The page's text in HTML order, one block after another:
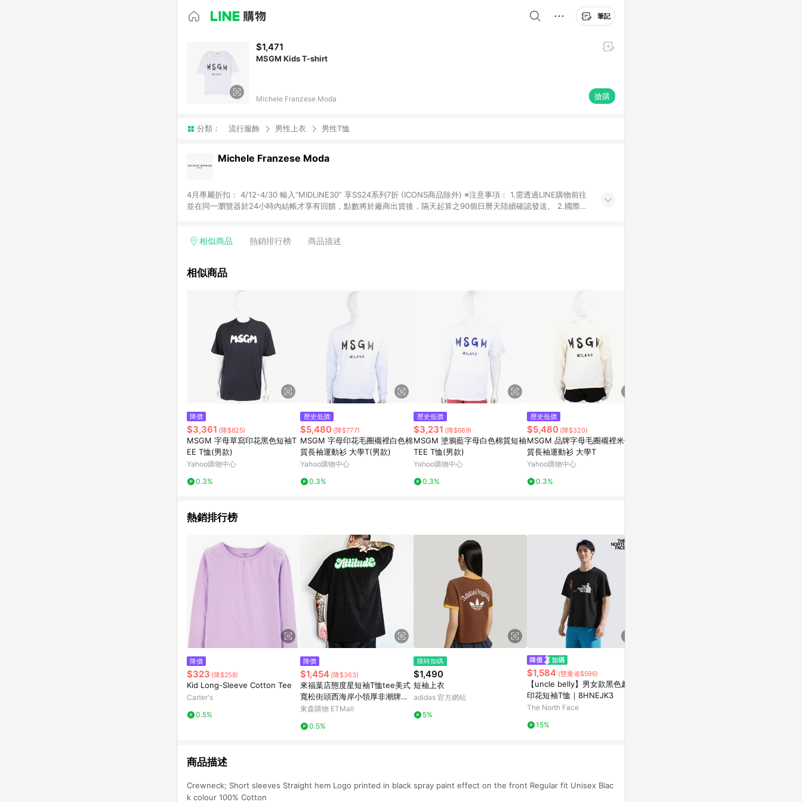
筆記
$1,471
MSGM Kids T-shirt
Michele Franzese Moda 搶購
分類： 流行服飾 男性上衣 男性T恤
Michele Franzese Moda
4月專屬折扣： 4/12-4/30 輸入“MIDLINE30” 享SS24系列7折 (ICONS商品除外) ※注意事項： 1.需透過LINE購物前往
並在同一瀏覽器於24小時內結帳才享有回饋，點數將於廠商出貨後，隔天起算之90個日曆天陸續確認發送。 2.國際商
相似商品 熱銷排行榜 商品描述
相似商品
降價
$3,361 (降$825)
MSGM 字母草寫印花黑色短袖T
EE T恤(男款)
Yahoo購物中心
0.3%
歷史低價
$5,480 (降$777)
MSGM 字母印花毛圈襯裡白色棉
質長袖運動衫 大學T(男款)
Yahoo購物中心
0.3%
歷史低價
$3,231 (降$689)
MSGM 塗鴉藍字母白色棉質短袖
TEE T恤(男款)
Yahoo購物中心
0.3%
歷史低價
$5,480 (降$320)
MSGM 品牌字母毛圈襯裡米色棉
質長袖運動衫 大學T
Yahoo購物中心
0.3%
熱銷排行榜
降價
$323 (降$258)
Kid Long-Sleeve Cotton Tee
Carter's
0.5%
降價
$1,454 (降$363)
來福葉店態度星短袖T恤tee美式
寬松街頭西海岸小領厚非潮牌逆
潮流
東森購物 ETMall
0.5%
限時加碼
$1,490
短袖上衣
adidas 官方網站
5%
$1,584 (雙重省$596)
【uncle belly】男女款黑色趣味
印花短袖T恤｜8HNEJK3
The North Face
15%
商品描述
Crewneck; Short sleeves Straight hem Logo printed in black spray paint effect on the front Regular fit Unisex Blac
k colour 100% Cotton